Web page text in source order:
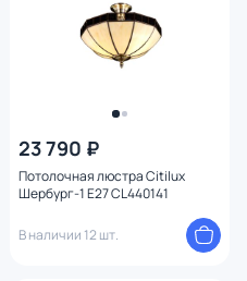
23 790 ₽
Потолочная люстра Citilux
Шербург-1 E27 CL440141
В наличии 12 шт.